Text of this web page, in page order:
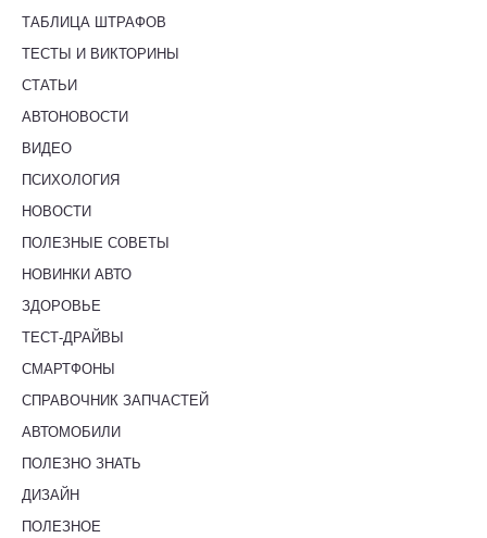
ТАБЛИЦА ШТРАФОВ
ТЕСТЫ И ВИКТОРИНЫ
СТАТЬИ
АВТОНОВОСТИ
ВИДЕО
ПСИХОЛОГИЯ
НОВОСТИ
ПОЛЕЗНЫЕ СОВЕТЫ
НОВИНКИ АВТО
ЗДОРОВЬЕ
ТЕСТ-ДРАЙВЫ
СМАРТФОНЫ
СПРАВОЧНИК ЗАПЧАСТЕЙ
АВТОМОБИЛИ
ПОЛЕЗНО ЗНАТЬ
ДИЗАЙН
ПОЛЕЗНОЕ